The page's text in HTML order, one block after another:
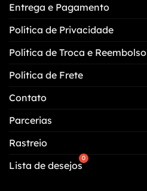
Entrega e Pagamento
Política de Privacidade
Política de Troca e Reembolso
Política de Frete
Contato
Parcerias
Rastreio
Lista de desejos